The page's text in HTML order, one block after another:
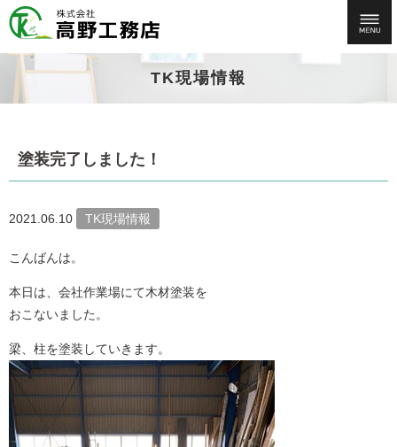
TK現場情報
塗装完了しました！
2021.06.10 TK現場情報
こんばんは。
本日は、会社作業場にて木材塗装を
おこないました。
梁、柱を塗装していきます。